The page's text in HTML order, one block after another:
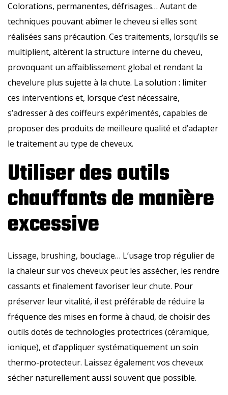
Colorations, permanentes, défrisages… Autant de
techniques pouvant abîmer le cheveu si elles sont
réalisées sans précaution. Ces traitements, lorsqu’ils se
multiplient, altèrent la structure interne du cheveu,
provoquant un affaiblissement global et rendant la
chevelure plus sujette à la chute. La solution : limiter
ces interventions et, lorsque c’est nécessaire,
s’adresser à des coiffeurs expérimentés, capables de
proposer des produits de meilleure qualité et d’adapter
le traitement au type de cheveux.
Utiliser des outils
chauffants de manière
excessive
Lissage, brushing, bouclage… L’usage trop régulier de
la chaleur sur vos cheveux peut les assécher, les rendre
cassants et finalement favoriser leur chute. Pour
préserver leur vitalité, il est préférable de réduire la
fréquence des mises en forme à chaud, de choisir des
outils dotés de technologies protectrices (céramique,
ionique), et d’appliquer systématiquement un soin
thermo-protecteur. Laissez également vos cheveux
sécher naturellement aussi souvent que possible.